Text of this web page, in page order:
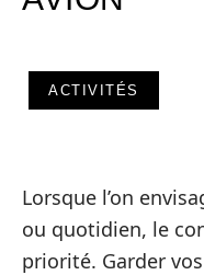
ACTIVITÉS
Lorsque l’on
ou quotidien, le
priorité. Garder